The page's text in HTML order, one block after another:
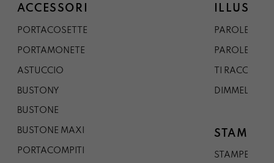
ACCESSORI
PORTACOSETTE
PORTAMONETE
ASTUCCIO
BUSTONY
BUSTONE
BUSTONE MAXI
PORTACOMPITI
PAROLE DAL
PAROLE DA
TI
DIMMELO
STAMPE
STAMPE A5